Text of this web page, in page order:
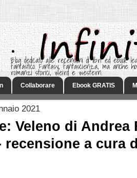
.
Blog dedicato alle recensioni di libri ed ebook
fantastico. Fantasy, fantascienza, ma anche
romanzi storici, weird e western.
Collaborare Ebook GRATIS
2021
Veleno di Andrea
recensione a cura